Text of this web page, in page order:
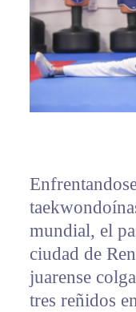
mundial, el
ciudad de
juarense
tres reñidos